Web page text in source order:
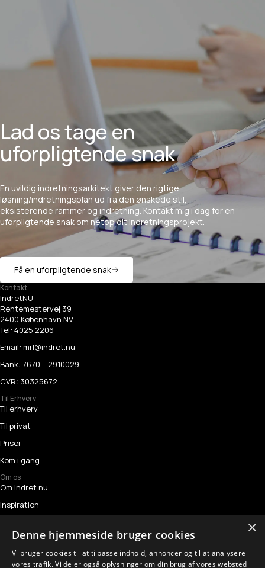
Lad os tage en
uforpligtende snak
En uvildig indretningsarkitekt giver den rigtige
løsning/indretningsplan ud fra den ønskede stil,
eksisterende rammer og indretning. Kontaktmig i dag for en
uforpligtende snak om netopdit indretningsprojekt.
Få en uforpligtende snak
Kontakt
IndretNU
Rentemestervej 39
2400 København NV
Tel: 4025 2206
Email: mrl@indret.nu
Bank: 7670 – 2910029
CVR: 30325672
Til Erhverv
Til erhverv
Til privat
Priser
Kom i gang
Om os
Om indret.nu
Inspiration
Kontakt
Følg os
×
Denne hjemmeside bruger cookies
Vi bruger cookies til at tilpasse indhold, annoncer og til at analysere
vores trafik. Vi deler også oplysninger om din brug af vores websted